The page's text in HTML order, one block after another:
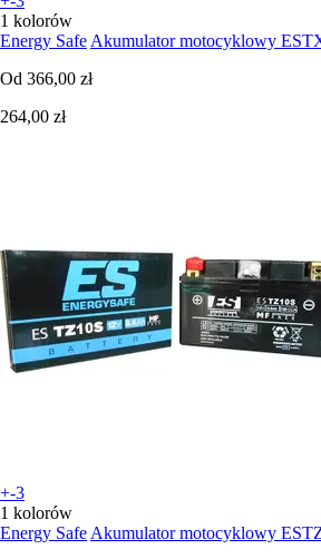
1 kolorów
Energy Safe Akumulator motocyklowy
Od 366,00 zł
264,00 zł
+-3
1 kolorów
Energy Safe Akumulator motocyklowy